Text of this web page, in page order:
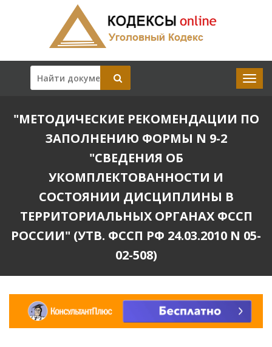
"МЕТОДИЧЕСКИЕ РЕКОМЕНДАЦИИ ПО
ЗАПОЛНЕНИЮ ФОРМЫ N 9-2
"СВЕДЕНИЯ ОБ
УКОМПЛЕКТОВАННОСТИ И
СОСТОЯНИИ ДИСЦИПЛИНЫ В
ТЕРРИТОРИАЛЬНЫХ ОРГАНАХ ФССП
РОССИИ" (УТВ. ФССП РФ 24.03.2010 N 05-
02-508)